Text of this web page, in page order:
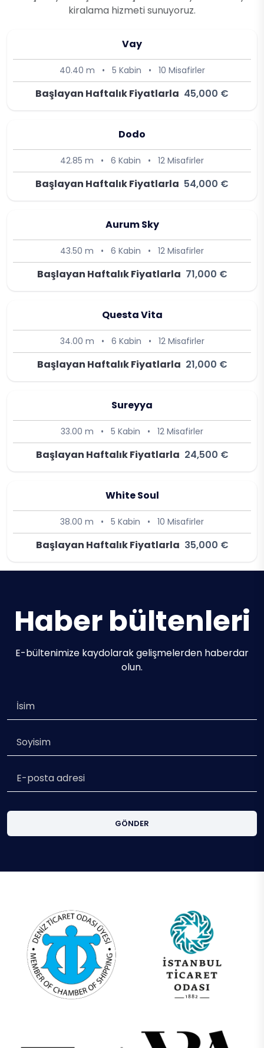
kiralama hizmeti sunuyoruz.
Vay
40.40 m • 5 Kabin • 10 Misafirler
Başlayan Haftalık Fiyatlarla 45,000 €
Dodo
42.85 m • 6 Kabin • 12 Misafirler
Başlayan Haftalık Fiyatlarla 54,000 €
Aurum Sky
43.50 m • 6 Kabin • 12 Misafirler
Başlayan Haftalık Fiyatlarla 71,000 €
Questa Vita
34.00 m • 6 Kabin • 12 Misafirler
Başlayan Haftalık Fiyatlarla 21,000 €
Sureyya
33.00 m • 5 Kabin • 12 Misafirler
Başlayan Haftalık Fiyatlarla 24,500 €
White Soul
38.00 m • 5 Kabin • 10 Misafirler
Başlayan Haftalık Fiyatlarla 35,000 €
Haber bültenleri
E-bültenimize kaydolarak gelişmelerden haberdar
olun.
GÖNDER